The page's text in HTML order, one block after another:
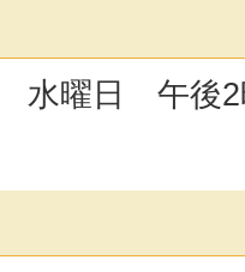
水曜日 午後2